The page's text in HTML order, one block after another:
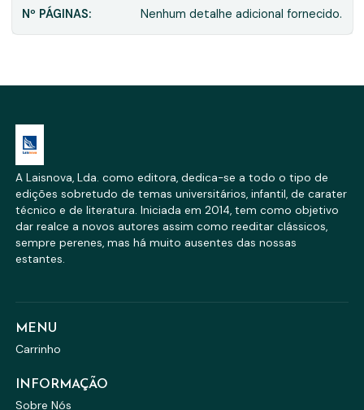
Nº PÁGINAS: Nenhum detalhe adicional fornecido.
A Laisnova, Lda. como editora, dedica-se a todo o tipo de
edições sobretudo de temas universitários, infantil, de carater
técnico e de literatura. Iniciada em 2014, tem como objetivo
dar realce a novos autores assim como reeditar clássicos,
sempre perenes, mas há muito ausentes das nossas
estantes.
MENU
Carrinho
INFORMAÇÃO
Sobre Nós